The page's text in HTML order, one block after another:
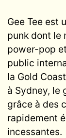
Gee Tee est
punk dont le
power-pop
public
la Gold
à Sydney, le
grâce à des
rapidement
incessantes.